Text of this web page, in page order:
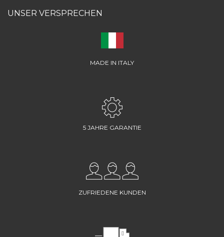
UNSER VERSPRECHEN
MADE IN ITALY
5 JAHRE GARANTIE
ZUFRIEDENE KUNDEN